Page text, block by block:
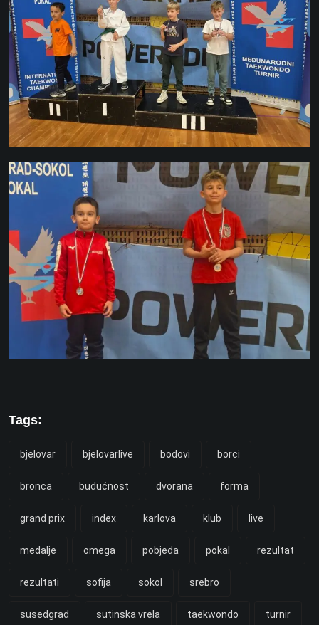
Tags:
bjelovar bjelovarlive bodovi borci
bronca budućnost dvorana forma
grand prix index karlova klub live
medalje omega pobjeda pokal rezultat
rezultati sofija sokol srebro
susedgrad sutinska vrela taekwondo turnir